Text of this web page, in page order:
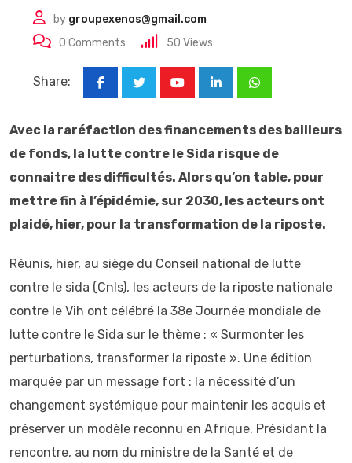
by groupexenos@gmail.com
0 Comments 50 Views
Share:
LinkedInWhatsapp
Avec la raréfaction des financements des bailleurs
de fonds, la lutte contre le Sida risque de
connaitre des difficultés. Alors qu’on table, pour
mettre fin à l’épidémie, sur 2030, les acteurs ont
plaidé, hier, pour la transformation de la riposte.
Réunis, hier, au siège du Conseil national de lutte
contre le sida (Cnls), les acteurs de la riposte nationale
contre le Vih ont célébré la 38e Journée mondiale de
lutte contre le Sida sur le thème : « Surmonter les
perturbations, transformer la riposte ». Une édition
marquée par un message fort : la nécessité d’un
changement systémique pour maintenir les acquis et
préserver un modèle reconnu en Afrique. Présidant la
rencontre, au nom du ministre de la Santé et de